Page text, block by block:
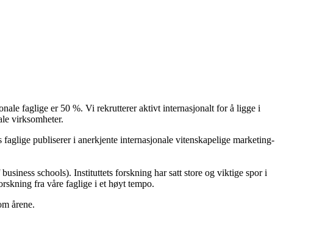
faglige er 50 %. Vi rekrutterer aktivt internasjonalt for å ligge i
virksomheter.
publiserer i anerkjente internasjonale vitenskapelige marketing-
schools). Instituttets forskning har satt store og viktige spor i
fra våre faglige i et høyt tempo.
årene.